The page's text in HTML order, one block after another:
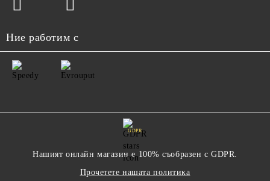
Ние работим с
GDPR
Нашият онлайн магазин е 100% съобразен с GDPR.
Прочетете нашата политика